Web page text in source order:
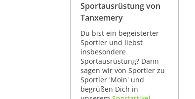
Sportausrüstung von
Tanxemery
Du bist ein begeisterter
Sportler und liebst
insbesondere
Sportausrüstung? Dann
sagen wir von Sportler zu
Sportler 'Moin' und
begrüßen Dich in